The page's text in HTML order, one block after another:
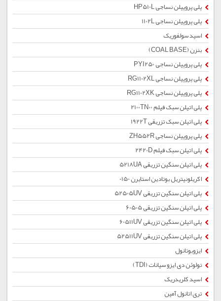
پلی پروپیلن نساجی HP510L
پلی پروپیلن نساجی 1102L
اسید سولفوریک
بنزن (COAL BASE)
پلی پروپیلن نساجی PYI250
پلی پروپیلن نساجی RG1102XL
پلی پروپیلن نساجی RG1102XK
پلی اتیلن سبک فیلم 2100TN00
پلی اتیلن سبک تزریقی 1922T
پلی پروپیلن نساجی ZH552R
پلی اتیلن سبک فیلم 2420D
پلی اتیلن سنگین تزریقی 5218UA
اکریلونیتریل بوتادین استایرن 0150
پلی اتیلن سنگین تزریقی 52505UV
پلی اتیلن سنگین تزریقی 60505
پلی اتیلن سنگین تزریقی 60511UV
پلی اتیلن سنگین تزریقی 52511UV
ایزوبوتانول
تولوئن دی ایزو سیانات (TDI)
اسید کلریدریک
تری اتانول آمین